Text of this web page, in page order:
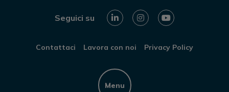
Seguici su
Menu
Contattaci Lavora con noi Privacy Policy